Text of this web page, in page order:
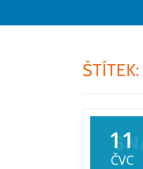
ŠTÍTEK:
11
ČVC